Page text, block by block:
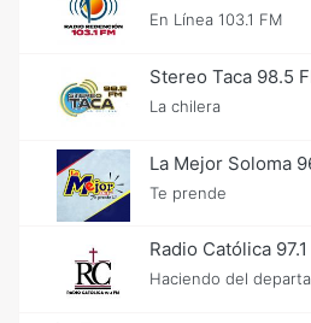
En Línea 103.1 FM
Stereo Taca 98.5
La chilera
La Mejor Soloma
Te prende
Radio Católica 97.1
Haciendo del